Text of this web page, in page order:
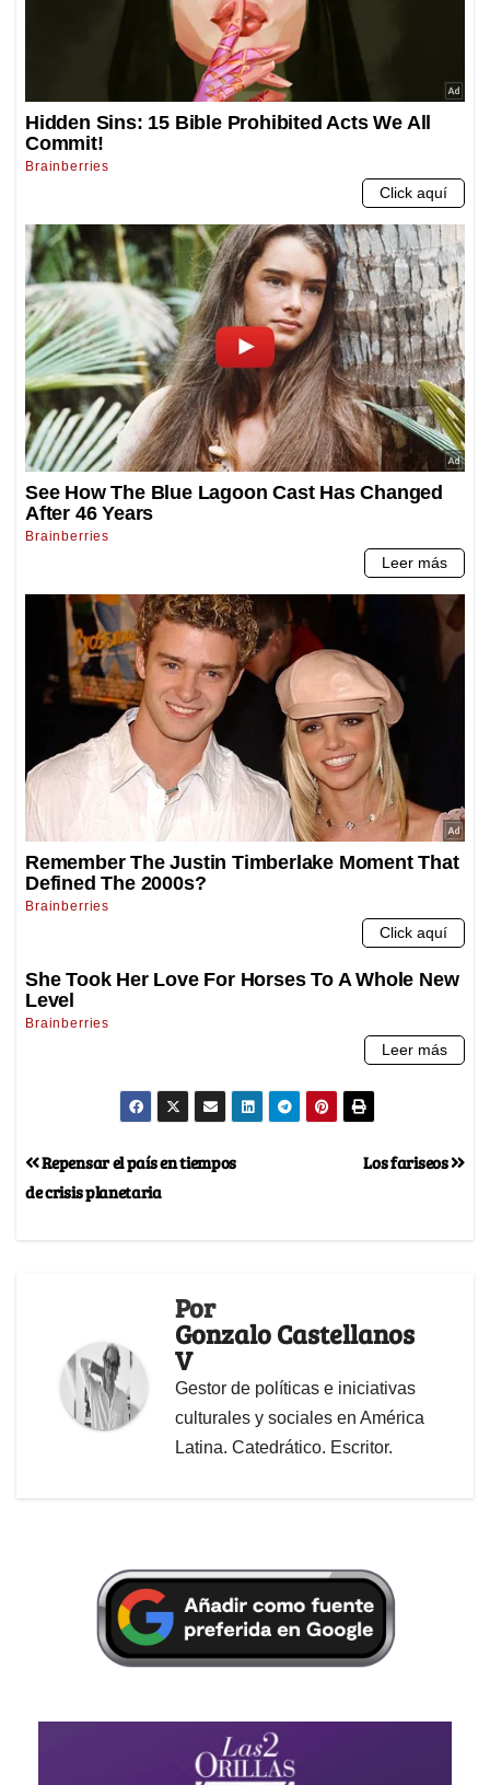
Los fariseos
Repensar el país en tiempos
de crisis planetaria
Por
Gonzalo Castellanos
V
Gestor de políticas e iniciativas
culturales y sociales en América
Latina. Catedrático. Escritor.